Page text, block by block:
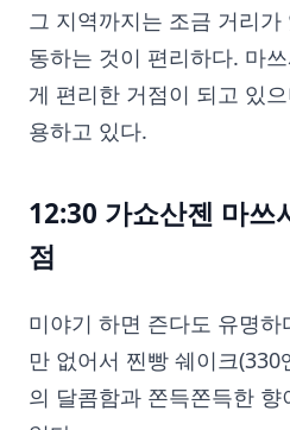
그 지역까지는 조금 거리
동하는 것이 편리하다. 마
게 편리한 거점이 되고 있
용하고 있다.
12:30 가쇼산젠 마쓰
점
미야기 하면 즌다도 유명
만 없어서 찐빵 쉐이크
의 달콤함과 쫀득쫀득한